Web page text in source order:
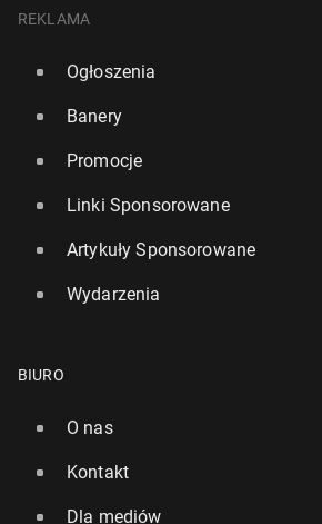
REKLAMA
Ogłoszenia
Banery
Promocje
Linki Sponsorowane
Artykuły Sponsorowane
Wydarzenia
BIURO
O nas
Kontakt
Dla mediów